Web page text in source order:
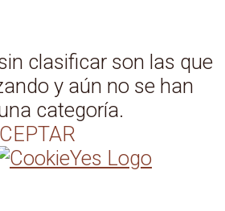
clasificar son las que
y aún no se han
categoría.